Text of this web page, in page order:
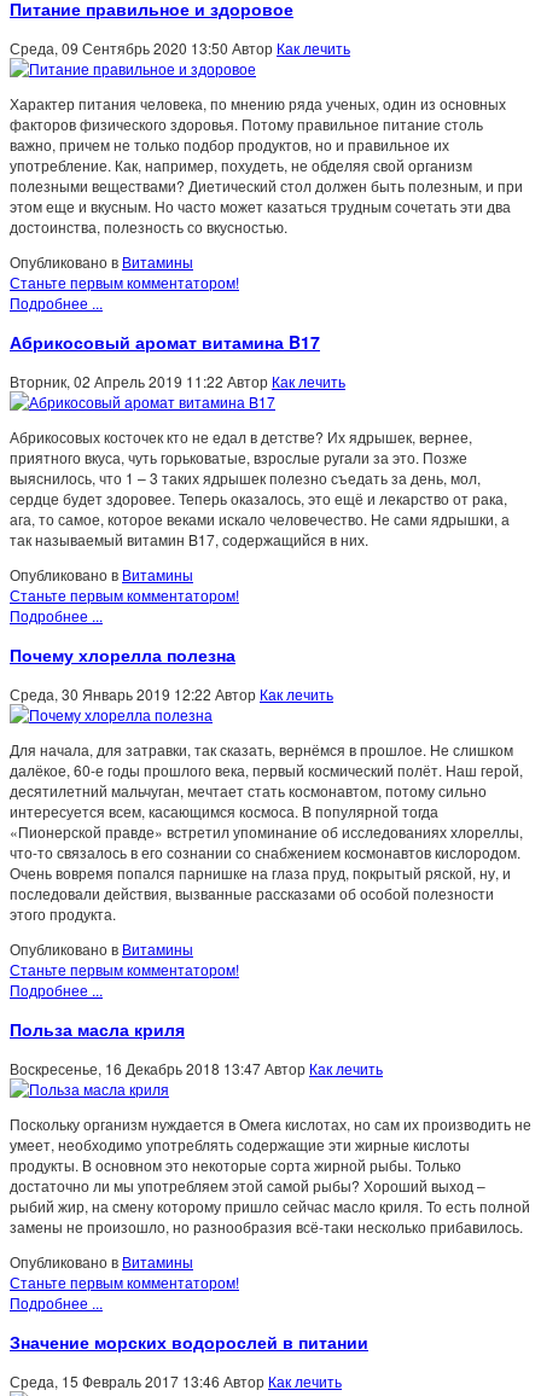
Питание правильное и здоровое
Среда, 09 Сентябрь 2020 13:50 Автор Как лечить
Характер питания человека, по мнению ряда ученых, один из основных
факторов физического здоровья. Потому правильное питание столь
важно, причем не только подбор продуктов, но и правильное их
употребление. Как, например, похудеть, не обделяя свой организм
полезными веществами? Диетический стол должен быть полезным, и при
этом еще и вкусным. Но часто может казаться трудным сочетать эти два
достоинства, полезность со вкусностью.
Опубликовано в Витамины
Станьте первым комментатором!
Подробнее ...
Абрикосовый аромат витамина B17
Вторник, 02 Апрель 2019 11:22 Автор Как лечить
Абрикосовых косточек кто не едал в детстве? Их ядрышек, вернее,
приятного вкуса, чуть горьковатые, взрослые ругали за это. Позже
выяснилось, что 1 – 3 таких ядрышек полезно съедать за день, мол,
сердце будет здоровее. Теперь оказалось, это ещё и лекарство от рака,
ага, то самое, которое веками искало человечество. Не сами ядрышки, а
так называемый витамин B17, содержащийся в них.
Опубликовано в Витамины
Станьте первым комментатором!
Подробнее ...
Почему хлорелла полезна
Среда, 30 Январь 2019 12:22 Автор Как лечить
Для начала, для затравки, так сказать, вернёмся в прошлое. Не слишком
далёкое, 60-е годы прошлого века, первый космический полёт. Наш герой,
десятилетний мальчуган, мечтает стать космонавтом, потому сильно
интересуется всем, касающимся космоса. В популярной тогда
«Пионерской правде» встретил упоминание об исследованиях хлореллы,
что-то связалось в его сознании со снабжением космонавтов кислородом.
Очень вовремя попался парнишке на глаза пруд, покрытый ряской, ну, и
последовали действия, вызванные рассказами об особой полезности
этого продукта.
Опубликовано в Витамины
Станьте первым комментатором!
Подробнее ...
Польза масла криля
Воскресенье, 16 Декабрь 2018 13:47Автор Как лечить
Поскольку организм нуждается в Омега кислотах, но сам их производить не
умеет, необходимо употреблять содержащие эти жирные кислоты
продукты. В основном это некоторые сорта жирной рыбы. Только
достаточно ли мы употребляем этой самой рыбы? Хороший выход –
рыбий жир, на смену которому пришло сейчас масло криля. То есть полной
замены не произошло, но разнообразия всё-таки несколько прибавилось.
Опубликовано в Витамины
Станьте первым комментатором!
Подробнее ...
Значение морских водорослей в питании
Среда, 15 Февраль 2017 13:46 Автор Как лечить